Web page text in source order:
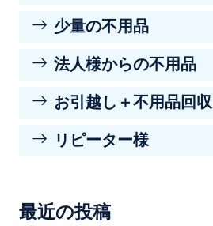
少量の不用品
法人様からの不用品
お引越し＋不用品回収
リピーター様
最近の投稿